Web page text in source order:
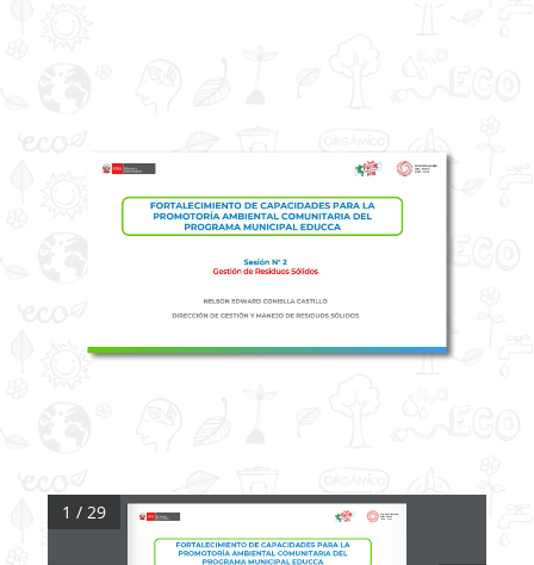
FORTALECIMIENTO DE CAPACIDADES PARA LA
PROMOTORÍA AMBIENTAL COMUNITARIA DEL
PROGRAMA MUNICIPAL EDUCCA
1 / 29